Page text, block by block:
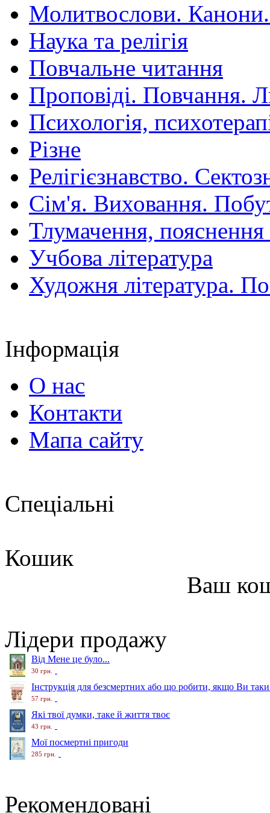
Молитвослови.
Наука та релігія
Повчальне читання
Проповіді. Повчання.
Психологія,
Різне
Релігієзнавство.
Сім'я. Виховання.
Тлумачення,
Учбова література
Художня література.
Інформація
О нас
Контакти
Мапа сайту
Спеціальні
Кошик
Ваш
Лідери продажу
Від Мене це було...
30 грн.
Інструкція для безсмертних або що робити, якщо Ви
57 грн.
Які твої думки, таке й життя твоє
43 грн.
Мої посмертні пригоди
285 грн.
Рекомендовані